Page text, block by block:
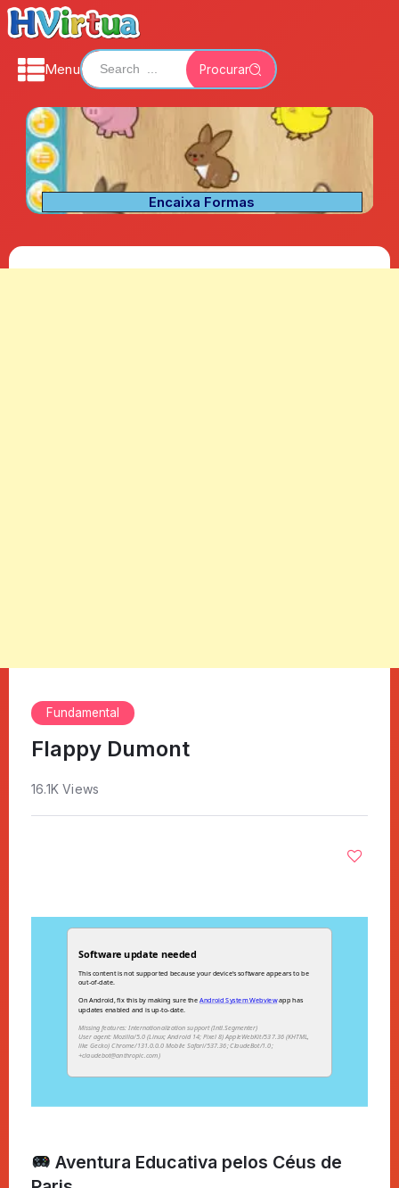
Menu Procurar
Encaixa Formas
Fundamental
Flappy Dumont
16.1K Views
Aventura Educativa pelos Céus de